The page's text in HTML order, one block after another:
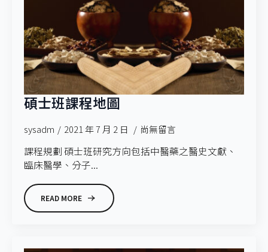
碩士班課程地圖
sysadm 2021 年 7 月 2 日 尚無留言
課程規劃 碩士班研究方向包括中醫藥之醫史文獻、
臨床醫學、分子...
READ MORE